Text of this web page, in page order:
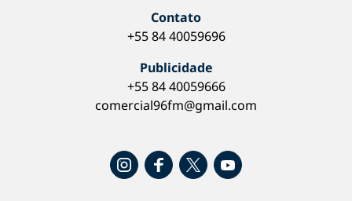
Contato
+55 84 40059696
Publicidade
+55 84 40059666
comercial96fm@gmail.com